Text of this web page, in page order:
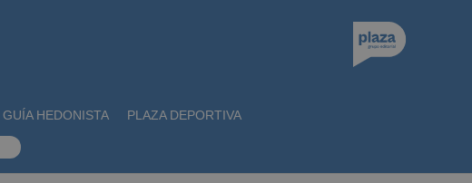
GUÍA HEDONISTA PLAZA DEPORTIVA